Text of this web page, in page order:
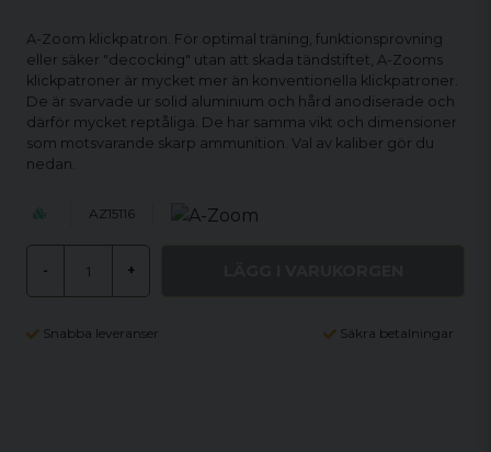
A-Zoom klickpatron. För optimal träning, funktionsprovning
eller säker "decocking" utan att skada tändstiftet, A-Zooms
klickpatroner är mycket mer än konventionella klickpatroner.
De är svarvade ur solid aluminium och hård anodiserade och
därför mycket reptåliga. De har samma vikt och dimensioner
som motsvarande skarp ammunition. Val av kaliber gör du
nedan.
AZ15116
- +
Snabba leveranser Säkra betalningar